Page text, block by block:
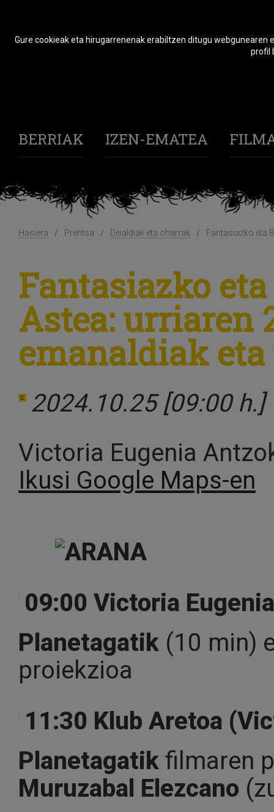
BERRIAK IZEN-EMATEA
Hasiera Prentsa Deialdiak eta oharrak Fantasiazko eta
Fantasiazko
Astea: urriaren
emanaldiak
2024.10.25 [09:00 h.]
Victoria Eugenia
Ikusi Google Maps-en
09:00 Victoria
Planetagatik (10 min)
proiekzioa
11:30 Klub Aretoa
Planetagatik filmaren
Muruzabal Elezcano
Gure cookieak eta hirugarrenenak erabiltzen ditugu
profil